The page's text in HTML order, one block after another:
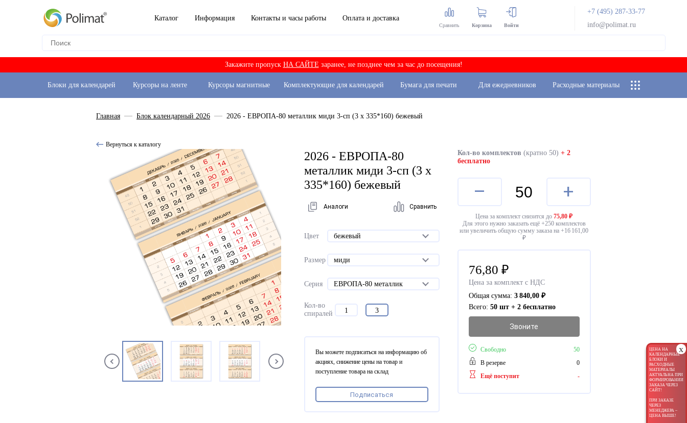
Каталог Информация Контакты и часы работы Оплата и доставка
Сравнить Корзина Войти
+7 (495) 287-33-77
info@polimat.ru
Закажите пропуск НА САЙТЕ заранее, не позднее чем за час до посещения!
Блоки для календарей Курсоры на ленте Курсоры магнитные Комплектующие для календарей Бумага для печати Для ежедневников Расходные материалы
x
ЦЕНА НА
КАЛЕНДАРНЫЕ
БЛОКИ И
РАСХОДНЫЕ
МАТЕРИАЛЫ
АКТУАЛЬНА ПРИ
ФОРМИРОВАНИИ
ЗАКАЗА ЧЕРЕЗ
САЙТ!
ПРИ ЗАКАЗЕ
ЧЕРЕЗ
МЕНЕДЖЕРА –
ЦЕНА ВЫШЕ!
Главная Блок календарный 2026 2026 - ЕВРОПА-80 металлик миди 3-сп (3 х 335*160) бежевый
Вернуться к каталогу
2026 - ЕВРОПА-80
металлик миди 3-сп (3 х
335*160) бежевый
Аналоги Сравнить
Цвет бежевый
Размер миди
Серия ЕВРОПА-80 металлик
Кол-во
спиралей
1 3
Кол-во комплектов (кратно 50) + 2
бесплатно
– +
Цена за комплект снизится до75,80 ₽
Для этого нужно заказать ещё +250комплектов
или увеличить общую сумму заказа на +16 161,00
₽
76,80 ₽
Цена за комплект с НДС
Общая сумма: 3 840,00₽
Всего: 50 шт + 2 бесплатно
Звоните
Свободно
50
В резерве
0
Ещё поступит
-
Вы можете подписаться на информацию об
акциях, снижение цены на товар и
поступление товара на склад
Подписаться